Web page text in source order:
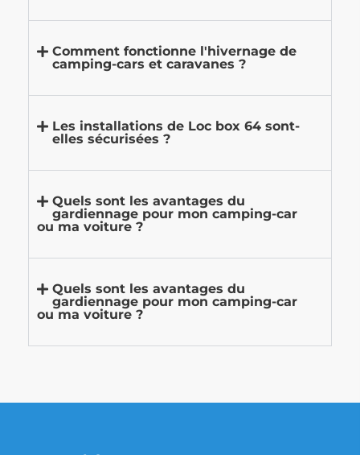
Comment fonctionne l'hivernage de
camping-cars et caravanes ?
Les installations de Loc box 64 sont-
elles sécurisées ?
Quels sont les avantages du
gardiennage pour mon camping-car
ou ma voiture ?
Quels sont les avantages du
gardiennage pour mon camping-car
ou ma voiture ?